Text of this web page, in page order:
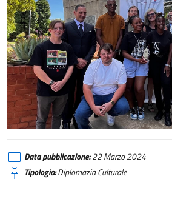
Sud Africa, numerosi eventi per l’Italian
Data pubblicazione:22 Marzo 2024
Tipologia:Diplomazia Culturale